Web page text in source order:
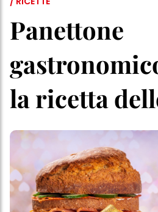
Panettone
la ricetta